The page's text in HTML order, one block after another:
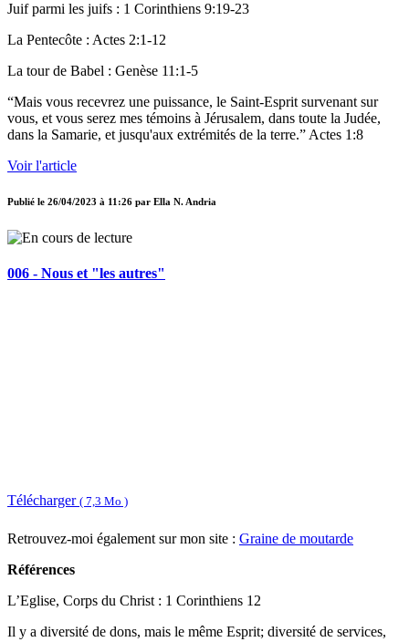
Juif parmi les juifs : 1 Corinthiens 9:19-23
La Pentecôte : Actes 2:1-12
La tour de Babel : Genèse 11:1-5
“Mais vous recevrez une puissance, le Saint-Esprit survenant sur
vous, et vous serez mes témoins à Jérusalem, dans toute la Judée,
dans la Samarie, et jusqu'aux extrémités de la terre.” Actes 1:8
Voir l'article
Publié le 26/04/2023 à 11:26 par Ella N. Andria
006 - Nous et "les autres"
Télécharger ( 7,3 Mo )
Retrouvez-moi également sur mon site : Graine de moutarde
Références
L’Eglise, Corps du Christ : 1 Corinthiens 12
Il y a diversité de dons, mais le même Esprit; diversité de services,